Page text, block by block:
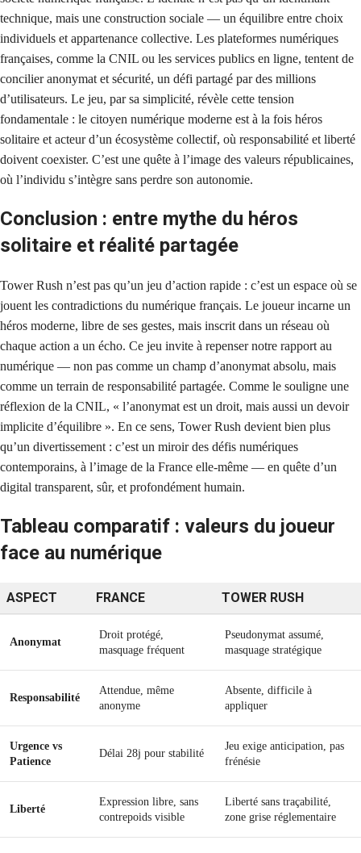
technique, mais une construction sociale — un équilibre entre choix
individuels et appartenance collective. Les plateformes numériques
françaises, comme la CNIL ou les services publics en ligne, tentent de
concilier anonymat et sécurité, un défi partagé par des millions
d’utilisateurs. Le jeu, par sa simplicité, révèle cette tension
fondamentale : le citoyen numérique moderne est à la fois héros
solitaire et acteur d’un écosystème collectif, où responsabilité et liberté
doivent coexister. C’est une quête à l’image des valeurs républicaines,
où l’individu s’intègre sans perdre son autonomie.
Conclusion : entre mythe du héros
solitaire et réalité partagée
Tower Rush n’est pas qu’un jeu d’action rapide : c’est un espace où se
jouent les contradictions du numérique français. Le joueur incarne un
héros moderne, libre de ses gestes, mais inscrit dans un réseau où
chaque action a un écho. Ce jeu invite à repenser notre rapport au
numérique — non pas comme un champ d’anonymat absolu, mais
comme un terrain de responsabilité partagée. Comme le souligne une
réflexion de la CNIL, « l’anonymat est un droit, mais aussi un devoir
implicite d’équilibre ». En ce sens, Tower Rush devient bien plus
qu’un divertissement : c’est un miroir des défis numériques
contemporains, à l’image de la France elle-même — en quête d’un
digital transparent, sûr, et profondément humain.
Tableau comparatif : valeurs du joueur
face au numérique
ASPECT FRANCE TOWER RUSH
Anonymat
Droit protégé,
masquage fréquent
Pseudonymat assumé,
masquage stratégique
Responsabilité
Attendue, même
anonyme
Absente, difficile à
appliquer
Urgence vs
Patience
Délai 28j pour stabilité
Jeu exige anticipation, pas
frénésie
Liberté
Expression libre, sans
contrepoids visible
Liberté sans traçabilité,
zone grise réglementaire